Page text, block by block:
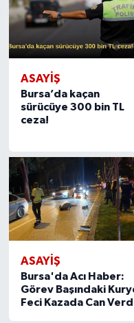
ASAYIŞ
Bursa’da kaçan
sürücüye 300 bin TL
ceza!
ASAYIŞ
Bursa'da Acı Haber:
Görev Başındaki
Feci Kazada Can